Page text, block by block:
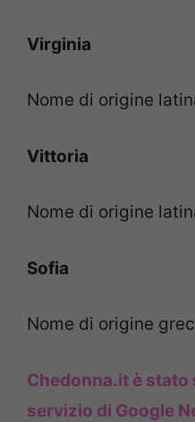
Virginia
Nome di origine
Vittoria
Nome di origine
Sofia
Nome di origine
Chedonna.it è
servizio di Google